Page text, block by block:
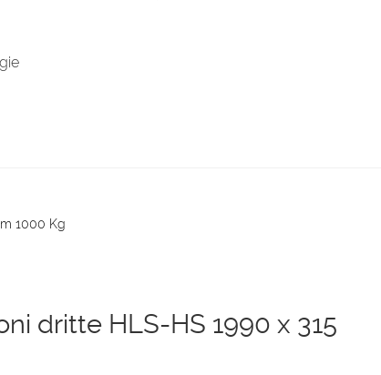
1000 Kg
dritte HLS-HS 1990 x 315